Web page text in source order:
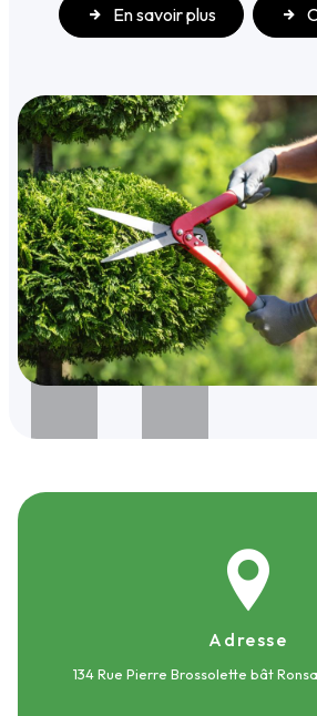
En savoir plus
Adresse
134 Rue Pierre Brossolette bât